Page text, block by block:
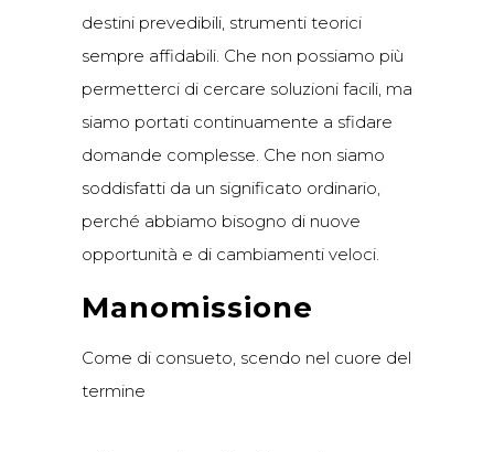
destini prevedibili, strumenti teorici
sempre affidabili. Che non possiamo più
permetterci di cercare soluzioni facili, ma
siamo portati continuamente a sfidare
domande complesse. Che non siamo
soddisfatti da un significato ordinario,
perché abbiamo bisogno di nuove
opportunità e di cambiamenti veloci.
Manomissione
Come di consueto, scendo nel cuore del
termine